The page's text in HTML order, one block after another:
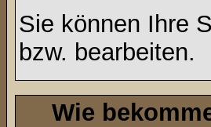
Sie können Ihre
bzw. bearbeiten.
Wie